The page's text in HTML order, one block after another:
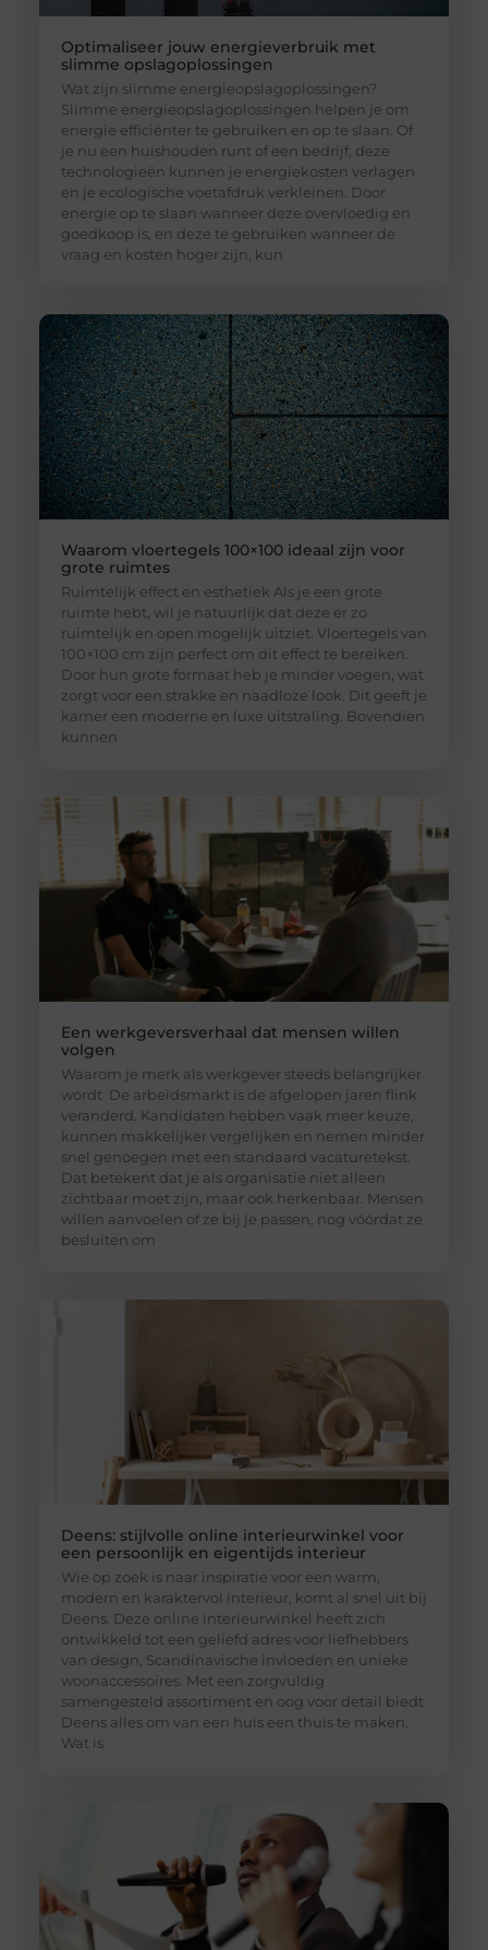
Optimaliseer jouw energieverbruik met
slimme opslagoplossingen
Wat zijn slimme energieopslagoplossingen?
Slimme energieopslagoplossingen helpen je om
energie efficiënter te gebruiken en op te slaan. Of
je nu een huishouden runt of een bedrijf, deze
technologieën kunnen je energiekosten verlagen
en je ecologische voetafdruk verkleinen. Door
energie op te slaan wanneer deze overvloedig en
goedkoop is, en deze te gebruiken wanneer de
vraag en kosten hoger zijn, kun
Waarom vloertegels 100×100 ideaal zijn voor
grote ruimtes
Ruimtelijk effect en esthetiek Als je een grote
ruimte hebt, wil je natuurlijk dat deze er zo
ruimtelijk en open mogelijk uitziet. Vloertegels van
100×100 cm zijn perfect om dit effect te bereiken.
Door hun grote formaat heb je minder voegen, wat
zorgt voor een strakke en naadloze look. Dit geeft je
kamer een moderne en luxe uitstraling. Bovendien
kunnen
Een werkgeversverhaal dat mensen willen
volgen
Waarom je merk als werkgever steeds belangrijker
wordt De arbeidsmarkt is de afgelopen jaren flink
veranderd. Kandidaten hebben vaak meer keuze,
kunnen makkelijker vergelijken en nemen minder
snel genoegen met een standaard vacaturetekst.
Dat betekent dat je als organisatie niet alleen
zichtbaar moet zijn, maar ook herkenbaar. Mensen
willen aanvoelen of ze bij je passen, nog vóórdat ze
besluiten om
Deens: stijlvolle online interieurwinkel voor
een persoonlijk en eigentijds interieur
Wie op zoek is naar inspiratie voor een warm,
modern en karaktervol interieur, komt al snel uit bij
Deens. Deze online interieurwinkel heeft zich
ontwikkeld tot een geliefd adres voor liefhebbers
van design, Scandinavische invloeden en unieke
woonaccessoires. Met een zorgvuldig
samengesteld assortiment en oog voor detail biedt
Deens alles om van een huis een thuis te maken.
Wat is